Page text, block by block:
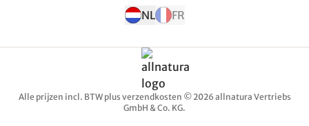
NL FR
Alle prijzen incl. BTW plus verzendkosten © 2026 allnatura Vertriebs
GmbH & Co. KG.